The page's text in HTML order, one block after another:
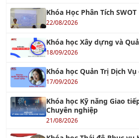
Khóa Học Phân Tích SWOT
22/08/2026
Khóa học Xây dựng và
18/09/2026
Khóa học Quản Trị Dịch
17/09/2026
Khóa học Kỹ năng Giao
Chuyên nghiệp
21/08/2026